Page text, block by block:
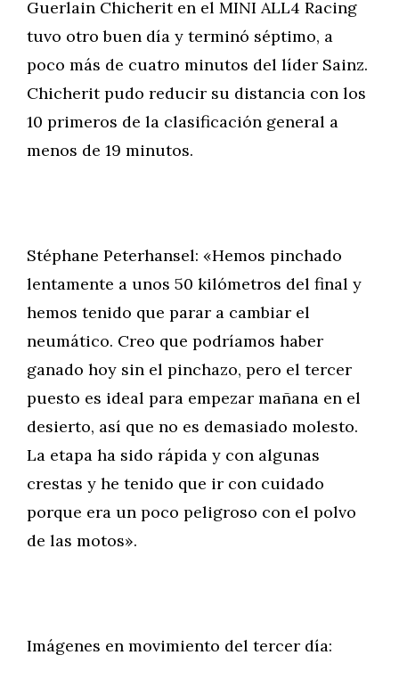
Guerlain Chicherit en el MINI ALL4 Racing
tuvo otro buen día y terminó séptimo, a
poco más de cuatro minutos del líder Sainz.
Chicherit pudo reducir su distancia con los
10 primeros de la clasificación general a
menos de 19 minutos.
Stéphane Peterhansel: «Hemos pinchado
lentamente a unos 50 kilómetros del final y
hemos tenido que parar a cambiar el
neumático. Creo que podríamos haber
ganado hoy sin el pinchazo, pero el tercer
puesto es ideal para empezar mañana en el
desierto, así que no es demasiado molesto.
La etapa ha sido rápida y con algunas
crestas y he tenido que ir con cuidado
porque era un poco peligroso con el polvo
de las motos».
Imágenes en movimiento del tercer día: